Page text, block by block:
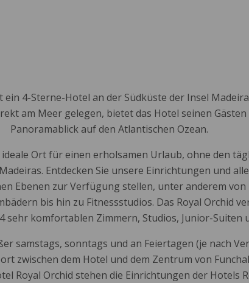
ein 4-Sterne-Hotel an der Südküste der Insel
am Meer gelegen, bietet das Hotel seinen
Panoramablick auf den Atlantischen Ozean.
ideale Ort für einen erholsamen Urlaub, ohne den
Entdecken Sie unsere Einrichtungen und
Ebenen zur Verfügung stellen, unter anderem von
bis hin zu Fitnessstudios. Das Royal Orchid
sehr komfortablen Zimmern, Studios, Junior-Suiten
samstags, sonntags und an Feiertagen (je nach
zwischen dem Hotel und dem Zentrum von
Royal Orchid stehen die Einrichtungen der Hotels